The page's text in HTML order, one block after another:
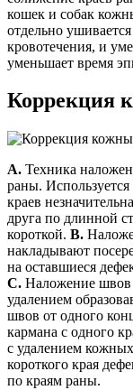
кошек и собак
отдельно
кровотечения, и
уменьшает время
Коррекция
А. Техника
раны.
краев
друга по длинной
короткой. B.
накладывают
на оставшиеся
C. Наложение швов
удалением
швов от одного
кармана с одного
с удалением
короткого края
по краям раны.